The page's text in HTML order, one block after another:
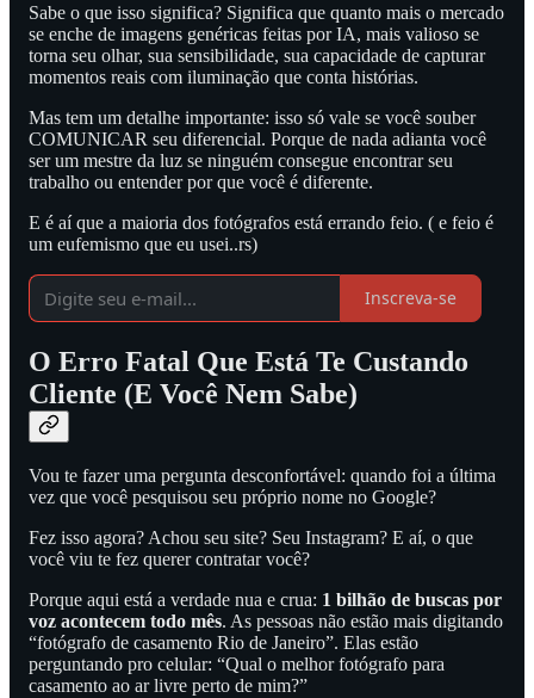
Sabe o que isso significa? Significa que quanto mais o mercado
se enche de imagens genéricas feitas por IA, mais valioso se
torna seu olhar, sua sensibilidade, sua capacidade de capturar
momentos reais com iluminação que conta histórias.
Mas tem um detalhe importante: isso só vale se você souber
COMUNICAR seu diferencial. Porque de nada adianta você
ser um mestre da luz se ninguém consegue encontrar seu
trabalho ou entender por que você é diferente.
E é aí que a maioria dos fotógrafos está errando feio. ( e feio é
um eufemismo que eu usei..rs)
Inscreva-se
O Erro Fatal Que Está Te Custando
Cliente (E Você Nem Sabe)
Vou te fazer uma pergunta desconfortável: quando foi a última
vez que você pesquisou seu próprio nome no Google?
Fez isso agora? Achou seu site? Seu Instagram? E aí, o que
você viu te fez querer contratar você?
Porque aqui está a verdade nua e crua: 1 bilhão de buscas por
voz acontecem todo mês. As pessoas não estão mais digitando
“fotógrafo de casamento Rio de Janeiro”. Elas estão
perguntando pro celular: “Qual o melhor fotógrafo para
casamento ao ar livre perto de mim?”